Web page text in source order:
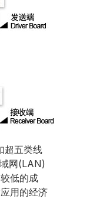
五类线
网(LAN)
低的成
用的经济